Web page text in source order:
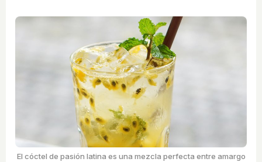
El cóctel de pasión latina es una mezcla perfecta entre amargo